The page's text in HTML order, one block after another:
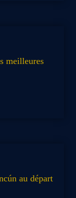
meilleures
au départ